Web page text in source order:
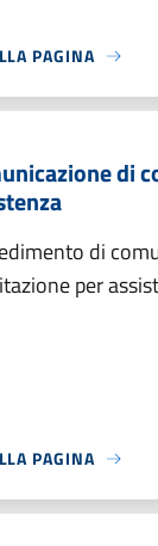
PAGINA
di
di
per
PAGINA